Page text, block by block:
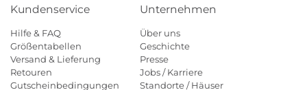
Kundenservice
Hilfe & FAQ
Größentabellen
Versand & Lieferung
Retouren
Gutscheinbedingungen
Unternehmen
Über uns
Geschichte
Presse
Jobs / Karriere
Standorte / Häuser